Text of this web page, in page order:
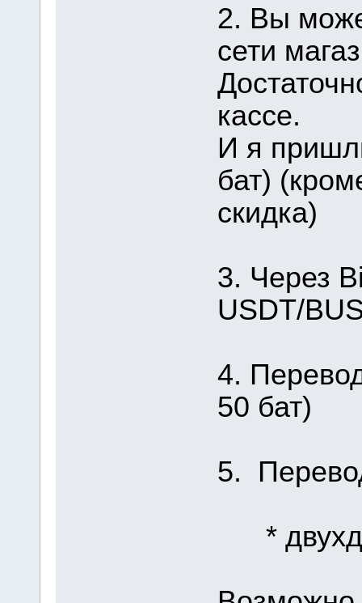
2. Вы
сети
кассе.
И я
бат)
скидка)
3. Через
USDT/
4.
50 бат)
5.
*